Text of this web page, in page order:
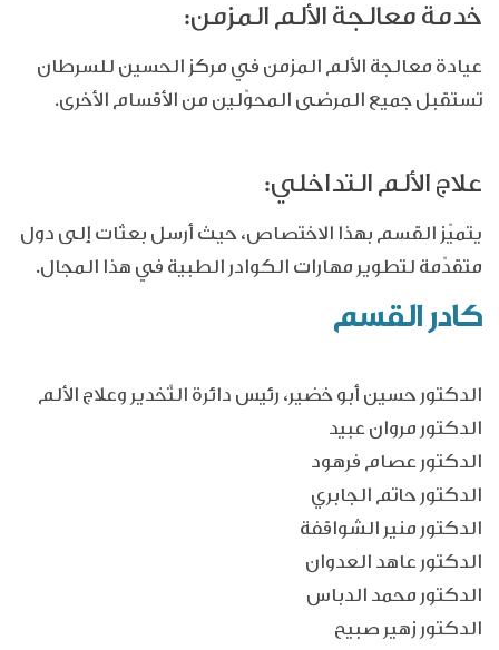
خدمة معالجة الألم المزمن:
عيادة معالجة الألم المزمن في مركز الحسين للسرطان
تستقبل جميع المرضى المحوّلين من الأقسام الأخرى.
علاج الألم التداخلي:
يتميّز القسم بهذا الاختصاص، حيث أرسل بعثات إلى دول
متقدّمة لتطوير مهارات الكوادر الطبية في هذا المجال.
كادر القسم
الدكتور حسين أبو خضير، رئيس دائرة التّخدير وعلاج الألم
الدكتور مروان عبيد
الدكتور عصام فرهود
الدكتور حاتم الجابري
الدكتور منير الشواقفة
الدكتور عاهد العدوان
الدكتور محمد الدباس
الدكتور زهير صبيح